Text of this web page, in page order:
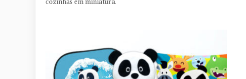
cozinhas em miniatura.